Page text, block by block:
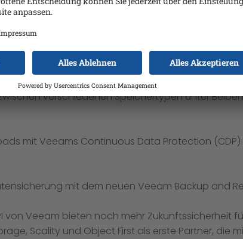
mit flexiblen richtlinienähnlichen Aufträgen
(Service Level Agreement).
Lese-/Schreibzugriff eines Benutzers auf
verschiedenen Speichertypen unter
mit Veeams Continuous Data Protection
mit dem neuen Veeam Backup and
von Veeam bieten noch mehr Zukunftssicherheit
Scality und Object First als erste Partner, die